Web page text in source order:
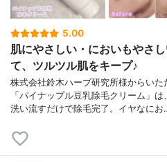
5.00
肌にやさしい・においもやさ
て、ツルツル肌をキープ♪
株式会社鈴木ハーブ研究所様からい
「パイナップル豆乳除毛クリーム」
洗い流すだけで除毛完了。イヤなにお